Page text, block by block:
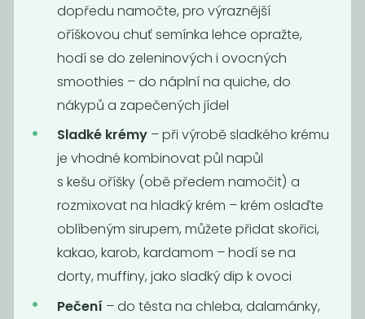
380Kč / Kg 119Kč/ Kg
Sezam černý
neloupaný BIO
Chia semínka
240
dopředu namočte, pro výraznější
oříškovou chuť semínka lehce opražte,
hodí se do zeleninových i ovocných
smoothies – do náplní na quiche, do
nákypů a zapečených jídel
Sladké krémy – při výrobě sladkého krému
je vhodné kombinovat půl napůl
s kešu oříšky (obě předem namočit) a
rozmixovat na hladký krém – krém oslaďte
oblíbeným sirupem, můžete přidat skořici,
kakao, karob, kardamom – hodí se na
dorty, muffiny, jako sladký dip k ovoci
Pečení – do těsta na chleba, dalamánky,